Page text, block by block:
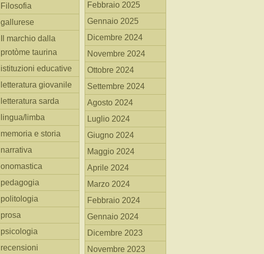
Filosofia
gallurese
Il marchio dalla
protòme taurina
istituzioni educative
letteratura giovanile
letteratura sarda
lingua/limba
memoria e storia
narrativa
onomastica
pedagogia
politologia
prosa
psicologia
recensioni
Febbraio 2025
Gennaio 2025
Dicembre 2024
Novembre 2024
Ottobre 2024
Settembre 2024
Agosto 2024
Luglio 2024
Giugno 2024
Maggio 2024
Aprile 2024
Marzo 2024
Febbraio 2024
Gennaio 2024
Dicembre 2023
Novembre 2023